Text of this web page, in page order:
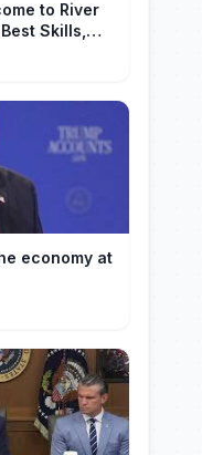
to River
Skills,
economy at